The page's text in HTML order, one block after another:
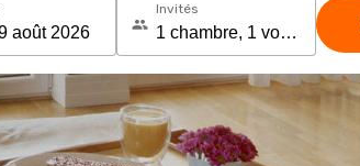
Invités